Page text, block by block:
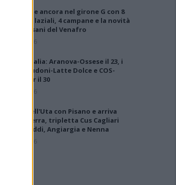
Le 5 sarde ancora nel girone G con 8
squadre laziali, 4 campane e la novità
dei molisani del Venafro
6 Ago 2026
Coppa Italia: Aranova-Ossese il 23, i
derby Budoni-Latte Dolce e COS-
Monastir il 30
6 Ago 2026
Colpo dell'Uta con Pisano e arriva
anche Serra, tripletta Cus Cagliari
con Piroddi, Angiargia e Nenna
5 Ago 2026